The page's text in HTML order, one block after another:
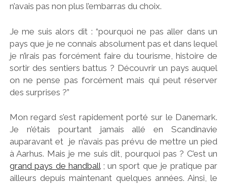
n’avais pas non plus l’embarras du choix.
Je me suis alors dit : “pourquoi ne pas aller dans un
pays que je ne connais absolument pas et dans lequel
je n’irais pas forcément faire du tourisme, histoire de
sortir des sentiers battus ? Découvrir un pays auquel
on ne pense pas forcément mais qui peut réserver
des surprises ?”
Mon regard s’est rapidement porté sur le Danemark.
Je n’étais pourtant jamais allé en Scandinavie
auparavant et je n’avais pas prévu de mettre un pied
à Aarhus. Mais je me suis dit, pourquoi pas ? C’est un
grand pays de handball; un sport que je pratique par
ailleurs depuis maintenant quelques années. Ainsi, le